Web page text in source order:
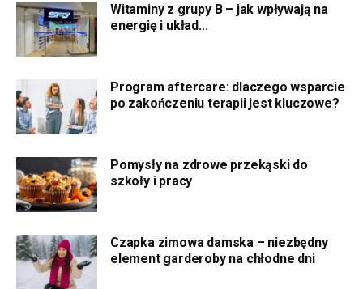
Witaminy z grupy B – jak wpływają na
energię i układ...
Program aftercare: dlaczego wsparcie
po zakończeniu terapii jest kluczowe?
Pomysły na zdrowe przekąski do
szkoły i pracy
Czapka zimowa damska – niezbędny
element garderoby na chłodne dni